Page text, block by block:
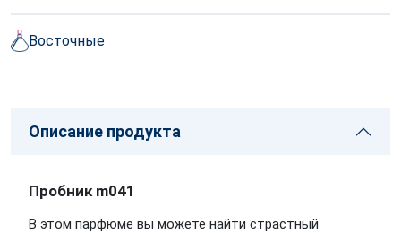
Восточные
Описание продукта
Пробник m041
В этом парфюме вы можете найти страстный